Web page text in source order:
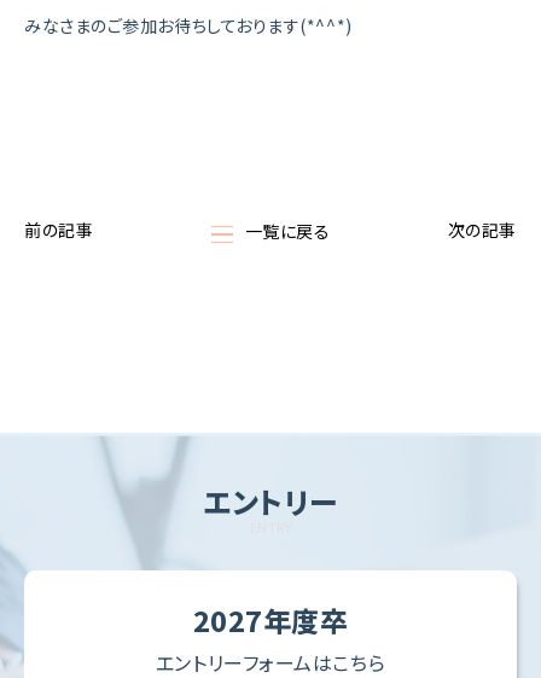
みなさまのご参加お待ちしております(*^^*)
前の記事 一覧に戻る 次の記事
エントリー
2027年度卒
エントリーフォームはこちら